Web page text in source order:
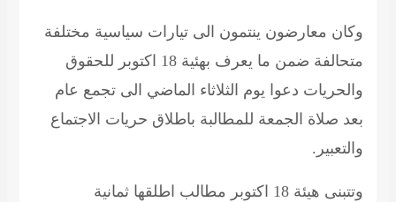
وكان معارضون ينتمون الى تيارات سياسية مختلفة
متحالفة ضمن ما يعرف بهئية 18 اكتوبر للحقوق
والحريات دعوا يوم الثلاثاء الماضي الى تجمع عام
بعد صلاة الجمعة للمطالبة باطلاق حريات الاجتماع
والتعبير.
وتتبنى هيئة 18 اكتوبر مطالب اطلقها ثمانية